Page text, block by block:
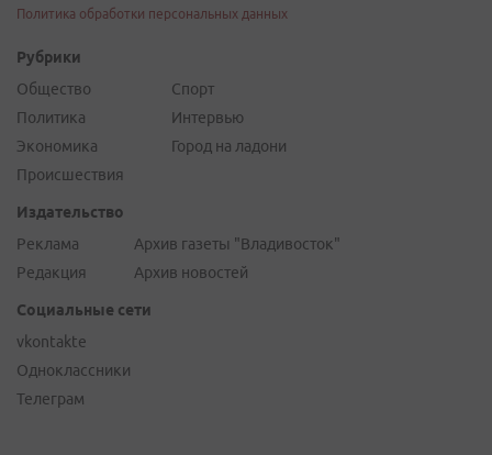
Политика обработки персональных данных
Рубрики
Общество
Политика
Экономика
Происшествия
Спорт
Интервью
Город на ладони
Издательство
Реклама
Редакция
Архив газеты "Владивосток"
Архив новостей
Социальные сети
vkontakte
Одноклассники
Телеграм